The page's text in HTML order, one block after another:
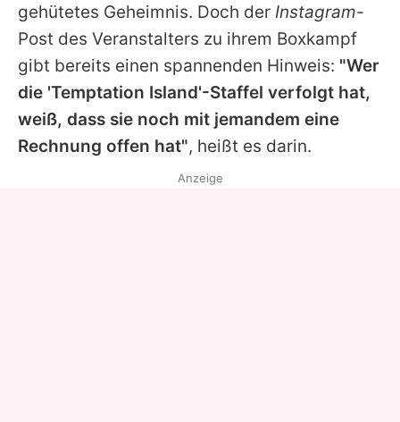
gehütetes Geheimnis. Doch der Instagram-
Post des Veranstalters zu ihrem Boxkampf
gibt bereits einen spannenden Hinweis: "Wer
die 'Temptation Island'-Staffel verfolgt hat,
weiß, dass sie noch mit jemandem eine
Rechnung offen hat", heißt es darin.
Anzeige